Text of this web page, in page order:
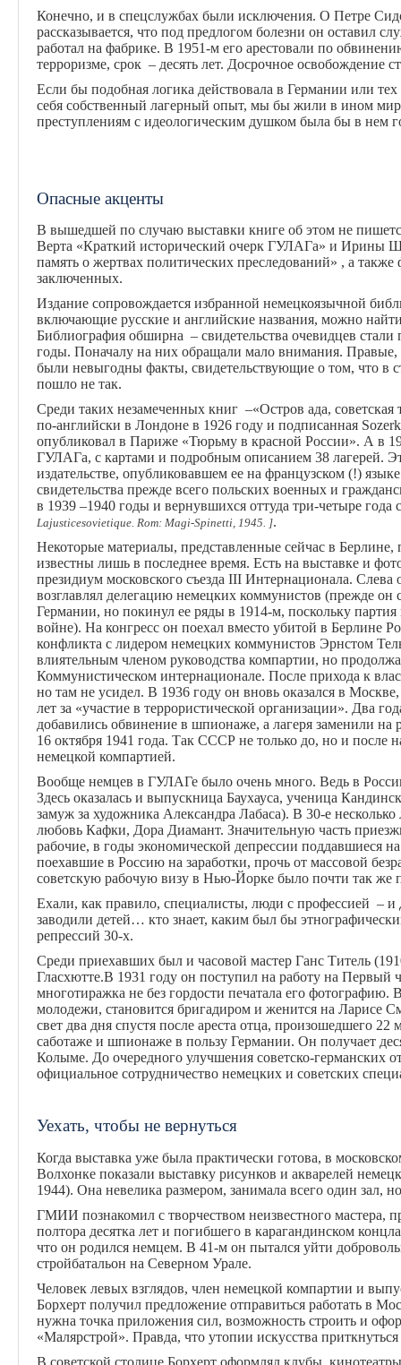
Конечно, и в спецслужбах были исключения. О Петре
рассказывается, что под предлогом болезни он оставил
работал на фабрике. В 1951-м его арестовали по
терроризме, срок – десять лет. Досрочное освобождение
Если бы подобная логика действовала в Германии или
себя собственный лагерный опыт, мы бы жили в ином
преступлениям с идеологическим душком была бы в нем
Опасные акценты
В вышедшей по случаю выставки книге об этом не
Верта «Краткий исторический очерк ГУЛАГа» и Ирины
память о жертвах политических преследований» , а
заключенных.
Издание сопровождается избранной немецкоязычной
включающие русские и английские названия, можно
Библиография обширна – свидетельства очевидцев стали
годы. Поначалу на них обращали мало внимания.
были невыгодны факты, свидетельствующие о том, что в
пошло не так.
Среди таких незамеченных книг –«Остров ада,
по-английски в Лондоне в 1926 году и подписанная
опубликовал в Париже «Тюрьму в красной России». А в
ГУЛАГа, с картами и подробным описанием 38 лагерей.
издательстве, опубликовавшем ее на французском (!)
свидетельства прежде всего польских военных и
в 1939 –1940 годы и вернувшихся оттуда три-четыре года
Lajusticesovietique. Rom: Magi-Spinetti, 1945. ].
Некоторые материалы, представленные сейчас в Берлине,
известны лишь в последнее время. Есть на выставке и
президиум московского съезда III Интернационала.
возглавлял делегацию немецких коммунистов (прежде он
Германии, но покинул ее ряды в 1914-м, поскольку
войне). На конгресс он поехал вместо убитой в Берлине
конфликта с лидером немецких коммунистов Эрнстом
влиятельным членом руководства компартии, но
Коммунистическом интернационале. После прихода к
но там не усидел. В 1936 году он вновь оказался в
лет за «участие в террористической организации». Два
добавились обвинение в шпионаже, а лагеря заменили на
16 октября 1941 года. Так СССР не только до, но и после
немецкой компартией.
Вообще немцев в ГУЛАГе было очень много. Ведь в
Здесь оказалась и выпускница Баухауса, ученица
замуж за художника Александра Лабаса). В 30-е
любовь Кафки, Дора Диамант. Значительную часть
рабочие, в годы экономической депрессии поддавшиеся
поехавшие в Россию на заработки, прочь от массовой
советскую рабочую визу в Нью-Йорке было почти так же
Ехали, как правило, специалисты, люди с профессией – и
заводили детей… кто знает, каким был бы
репрессий 30-х.
Среди приехавших был и часовой мастер Ганс Титель
Гласхютте.В 1931 году он поступил на работу на Первый
многотиражка не без гордости печатала его фотографию.
молодежи, становится бригадиром и женится на Ларисе
свет два дня спустя после ареста отца, произошедшего 22
саботаже и шпионаже в пользу Германии. Он получает
Колыме. До очередного улучшения советско-германских
официальное сотрудничество немецких и советских
Уехать, чтобы не вернуться
Когда выставка уже была практически готова, в
Волхонке показали выставку рисунков и акварелей
1944). Она невелика размером, занимала всего один зал,
ГМИИ познакомил с творчеством неизвестного мастера,
полтора десятка лет и погибшего в карагандинском
что он родился немцем. В 41-м он пытался уйти
стройбатальон на Северном Урале.
Человек левых взглядов, член немецкой компартии и
Борхерт получил предложение отправиться работать в
нужна точка приложения сил, возможность строить и
«Малярстрой». Правда, что утопии искусства
В советской столице Борхерт оформлял клубы,